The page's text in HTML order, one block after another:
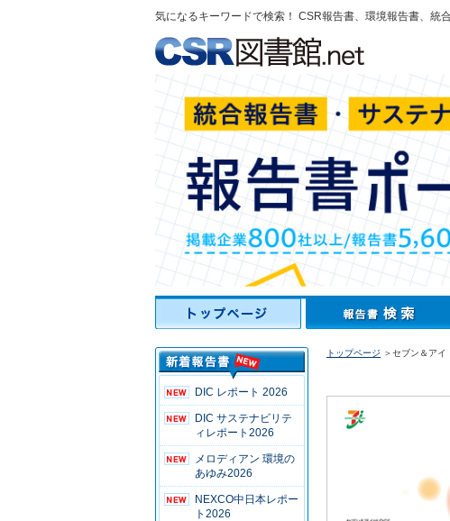
気になるキーワードで検索！ CSR報告書、環境報告書、統
DIC レポート 2026
DIC サステナビリテ
ィレポート2026
メロディアン 環境の
あゆみ2026
NEXCO中日本レポー
ト2026
トップページ ＞セブン＆ア